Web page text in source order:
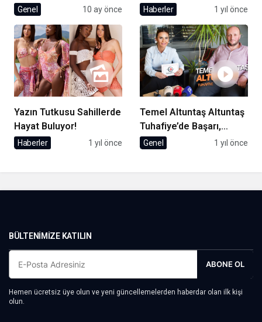
Markalarına Üretim
Genel 10 ay önce
Kurucusu İbrahim
Haberler 1 yıl önce
Yazın Tutkusu Sahillerde
Hayat Buluyor!
Haberler 1 yıl önce
Temel Altuntaş Altuntaş
Tuhafiye’de Başarı,
Çıraklıktan Zirveye
Genel 1 yıl önce
BÜLTENIMIZE KATILIN
ABONE OL
Hemen ücretsiz üye olun ve yeni güncellemelerden haberdar olan ilk kişi
olun.